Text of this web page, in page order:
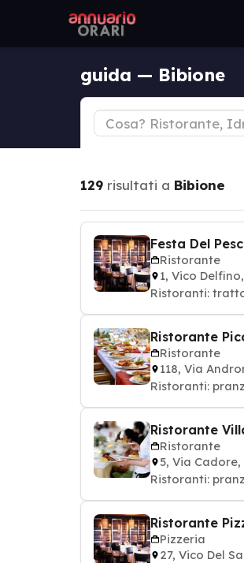
guida — Bibione
129 risultati a Bibione
Festa Del
Ristorante
1, Vico
Ristoranti:
Ristorante
Ristorante
118, Via
Ristoranti:
Ristorante
Ristorante
5, Via Cadore,
Ristoranti:
Ristorante
Pizzeria
27, Vico Del